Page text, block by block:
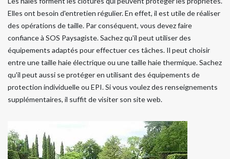
Elles ont besoin d'entretien régulier. En effet, il est utile de réaliser
des opérations de taille. Par conséquent, vous devez faire
confiance à SOS Paysagiste. Sachez qu'il peut utiliser des
équipements adaptés pour effectuer ces tâches. Il peut choisir
entre une taille haie électrique ou une taille haie thermique. Sachez
qu'il peut aussi se protéger en utilisant des équipements de
protection individuelle ou EPI. Si vous voulez des renseignements
supplémentaires, il suffit de visiter son site web.